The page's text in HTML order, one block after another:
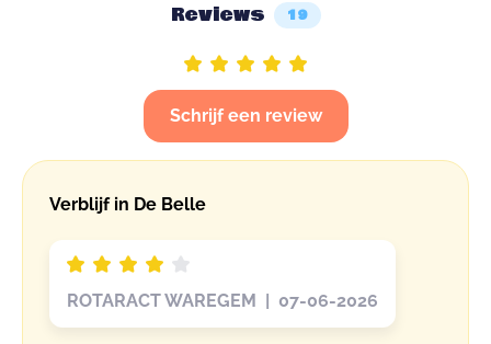
Reviews 19
Schrijf een review
Verblijf in De Belle
ROTARACT WAREGEM | 07-06-2026